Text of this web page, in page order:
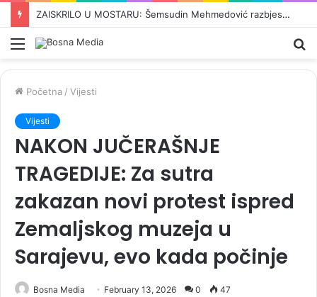
BARONESA ARMINKA HELIĆ O UVOĐENJU NOVIH SANKCIJA DODIKU: „To je trebalo odavno učiniti. Ovo je kontinuirana kampanja s ciljem zastrašivanja…”
Meni
Početna / Vijesti
Vijesti
NAKON JUČERAŠNJE
TRAGEDIJE: Za sutra
zakazan novi protest ispred
Zemaljskog muzeja u
Sarajevu, evo kada počinje
Bosna Media February 13, 2026 0 47